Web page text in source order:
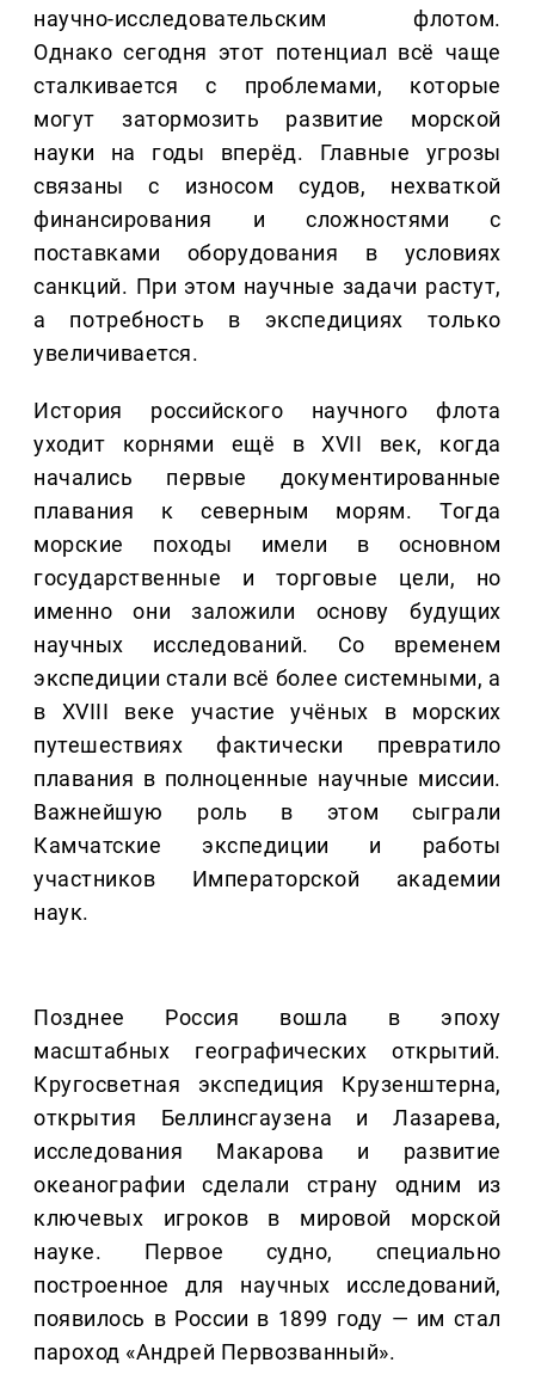
научно-исследовательским флотом.
Однако сегодня этот потенциал всё чаще
сталкивается с проблемами, которые
могут затормозить развитие морской
науки на годы вперёд. Главные угрозы
связаны с износом судов, нехваткой
финансирования и сложностями с
поставками оборудования в условиях
санкций. При этом научные задачи растут,
а потребность в экспедициях только
увеличивается.
История российского научного флота
уходит корнями ещё в XVII век, когда
начались первые документированные
плавания к северным морям. Тогда
морские походы имели в основном
государственные и торговые цели, но
именно они заложили основу будущих
научных исследований. Со временем
экспедиции стали всё более системными, а
в XVIII веке участие учёных в морских
путешествиях фактически превратило
плавания в полноценные научные миссии.
Важнейшую роль в этом сыграли
Камчатские экспедиции и работы
участников Императорской академии
наук.
Позднее Россия вошла в эпоху
масштабных географических открытий.
Кругосветная экспедиция Крузенштерна,
открытия Беллинсгаузена и Лазарева,
исследования Макарова и развитие
океанографии сделали страну одним из
ключевых игроков в мировой морской
науке. Первое судно, специально
построенное для научных исследований,
появилось в России в 1899 году — им стал
пароход «Андрей Первозванный».